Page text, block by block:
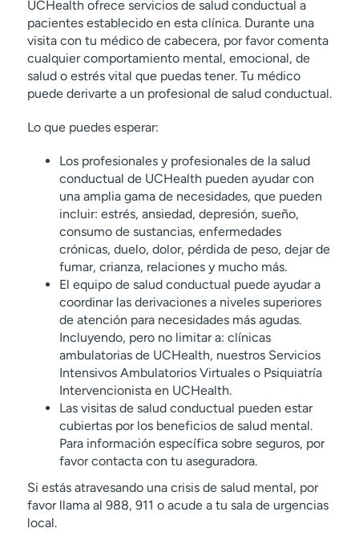
UCHealth ofrece servicios de salud conductual a
pacientes establecido en esta clínica. Durante una
visita con tu médico de cabecera, por favor comenta
cualquier comportamiento mental, emocional, de
salud o estrés vital que puedas tener. Tu médico
puede derivarte a un profesional de salud conductual.
Lo que puedes esperar:
Los profesionales y profesionales de la salud
conductual de UCHealth pueden ayudar con
una amplia gama de necesidades, que pueden
incluir: estrés, ansiedad, depresión, sueño,
consumo de sustancias, enfermedades
crónicas, duelo, dolor, pérdida de peso, dejar de
fumar, crianza, relaciones y mucho más.
El equipo de salud conductual puede ayudar a
coordinar las derivaciones a niveles superiores
de atención para necesidades más agudas.
Incluyendo, pero no limitar a: clínicas
ambulatorias de UCHealth, nuestros Servicios
Intensivos Ambulatorios Virtuales o Psiquiatría
Intervencionista en UCHealth.
Las visitas de salud conductual pueden estar
cubiertas por los beneficios de salud mental.
Para información específica sobre seguros, por
favor contacta con tu aseguradora.
Si estás atravesando una crisis de salud mental, por
favor llama al 988, 911 o acude a tu sala de urgencias
local.